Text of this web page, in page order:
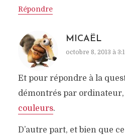
Répondre
MICAËL
octobre 8, 2013 à
Et pour répondre à la
démontrés par
couleurs.
D’autre part, et bien que